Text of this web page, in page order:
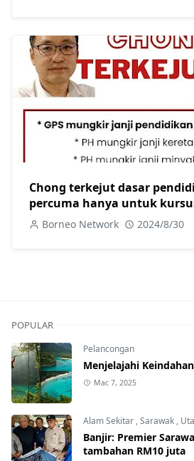
Chong terkejut dasar
percuma hanya untuk
Borneo Network 2024/8/30
POPULAR
Pelancongan
Menjelajahi
Mac 7, 2025
Alam Sekitar ,Sarawak ,
Banjir: Premier
tambahan RM10 juta